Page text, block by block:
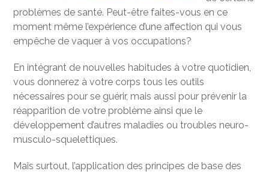
problèmes de santé. Peut-être faites-vous en ce
moment même l’expérience d’une affection qui vous
empêche de vaquer à vos occupations?
En intégrant de nouvelles habitudes à votre quotidien,
vous donnerez à votre corps tous les outils
nécessaires pour se guérir, mais aussi pour prévenir la
réapparition de votre problème ainsi que le
développement d’autres maladies ou troubles neuro-
musculo-squelettiques.
Mais surtout, l’application des principes de base des